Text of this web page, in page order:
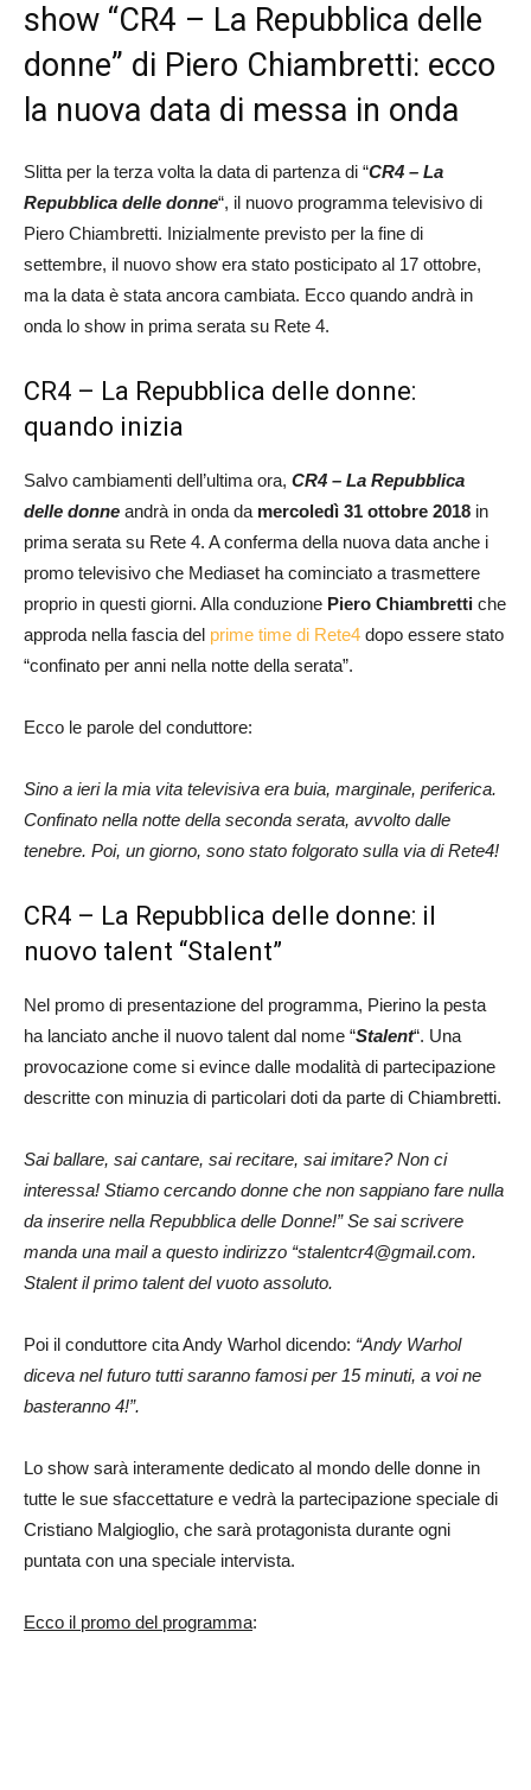
show “CR4 – La Repubblica delle
donne” di Piero Chiambretti: ecco
la nuova data di messa in onda
Slitta per la terza volta la data di partenza di “CR4 – La
Repubblica delle donne“, il nuovo programma televisivo di
Piero Chiambretti. Inizialmente previsto per la fine di
settembre, il nuovo show era stato posticipato al 17 ottobre,
ma la data è stata ancora cambiata. Ecco quando andrà in
onda lo show in prima serata su Rete 4.
CR4 – La Repubblica delle donne:
quando inizia
Salvo cambiamenti dell’ultima ora, CR4 – La Repubblica
delle donne andrà in onda da mercoledì 31 ottobre 2018 in
prima serata su Rete 4. A conferma della nuova data anche i
promo televisivo che Mediaset ha cominciato a trasmettere
proprio in questi giorni. Alla conduzione Piero Chiambretti che
approda nella fascia del prime time di Rete4 dopo essere stato
“confinato per anni nella notte della serata”.
Ecco le parole del conduttore:
Sino a ieri la mia vita televisiva era buia, marginale, periferica.
Confinato nella notte della seconda serata, avvolto dalle
tenebre. Poi, un giorno, sono stato folgorato sulla via di Rete4!
CR4 – La Repubblica delle donne: il
nuovo talent “Stalent”
Nel promo di presentazione del programma, Pierino la pesta
ha lanciato anche il nuovo talent dal nome “Stalent“. Una
provocazione come si evince dalle modalità di partecipazione
descritte con minuzia di particolari doti da parte di Chiambretti.
Sai ballare, sai cantare, sai recitare, sai imitare? Non ci
interessa! Stiamo cercando donne che non sappiano fare nulla
da inserire nella Repubblica delle Donne!” Se sai scrivere
manda una mail a questo indirizzo “stalentcr4@gmail.com.
Stalent il primo talent del vuoto assoluto.
Poi il conduttore cita Andy Warhol dicendo: “Andy Warhol
diceva nel futuro tutti saranno famosi per 15 minuti, a voi ne
basteranno 4!”.
Lo show sarà interamente dedicato al mondo delle donne in
tutte le sue sfaccettature e vedrà la partecipazione speciale di
Cristiano Malgioglio, che sarà protagonista durante ogni
puntata con una speciale intervista.
Ecco il promo del programma: